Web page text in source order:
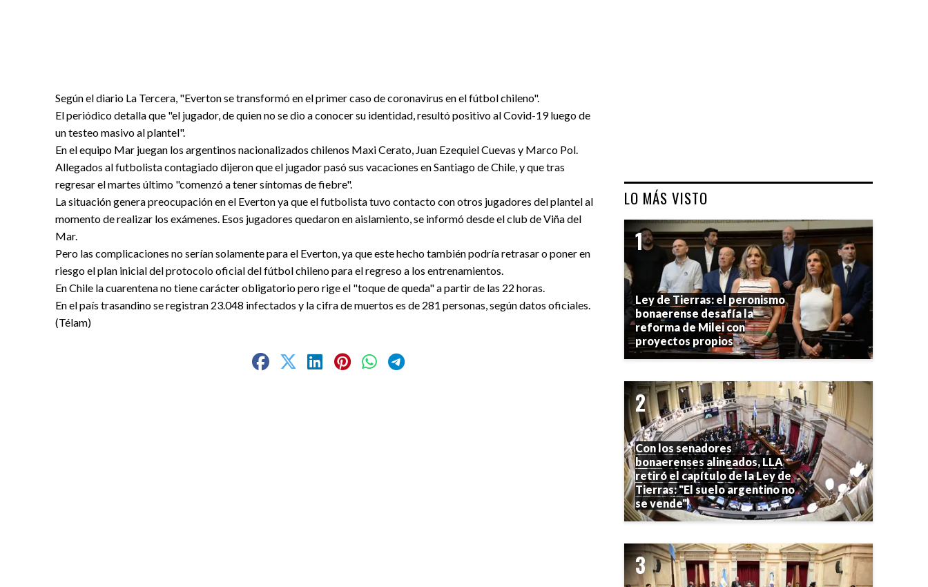
Según el diario La Tercera, "Everton se transformó en el primer caso de coronavirus en el fútbol chileno".
El periódico detalla que "el jugador, de quien no se dio a conocer su identidad, resultó positivo al Covid-19 luego de
un testeo masivo al plantel".
En el equipo Mar juegan los argentinos nacionalizados chilenos Maxi Cerato, Juan Ezequiel Cuevas y Marco Pol.
Allegados al futbolista contagiado dijeron que el jugador pasó sus vacaciones en Santiago de Chile, y que tras
regresar el martes último "comenzó a tener síntomas de fiebre".
La situación genera preocupación en el Everton ya que el futbolista tuvo contacto con otros jugadores del plantel al
momento de realizar los exámenes. Esos jugadores quedaron en aislamiento, se informó desde el club de Viña del
Mar.
Pero las complicaciones no serían solamente para el Everton, ya que este hecho también podría retrasar o poner en
riesgo el plan inicial del protocolo oficial del fútbol chileno para el regreso a los entrenamientos.
En Chile la cuarentena no tiene carácter obligatorio pero rige el "toque de queda" a partir de las 22 horas.
En el país trasandino se registran 23.048 infectados y la cifra de muertos es de 281 personas, según datos oficiales.
(Télam)
LO MÁS VISTO
Ley de Tierras: el peronismo
bonaerense desafía la
reforma de Milei con
proyectos propios
Con los senadores
bonaerenses alineados, LLA
retiró el capítulo de la Ley de
Tierras: "El suelo argentino no
se vende"